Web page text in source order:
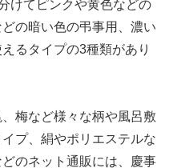
けてピンクや黄色などの
の暗い色の弔事用、濃い
るタイプの3種類があり
梅など様々な柄や風呂敷
プ、絹やポリエステルな
のネット通販には、慶事